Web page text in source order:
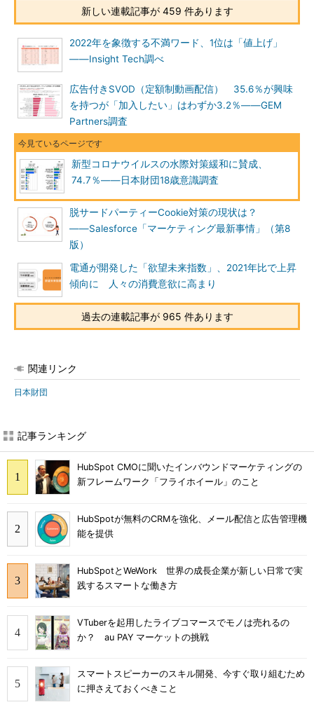
新しい連載記事が 459 件あります
2022年を象徴する不満ワード、1位は「値上げ」
――Insight Tech調べ
広告付きSVOD（定額制動画配信） 35.6％が興味
を持つが「加入したい」はわずか3.2％――GEM
Partners調査
新型コロナウイルスの水際対策緩和に賛成、
74.7％――日本財団18歳意識調査
脱サードパーティーCookie対策の現状は？
――Salesforce「マーケティング最新事情」（第8
版）
電通が開発した「欲望未来指数」、2021年比で上昇
傾向に 人々の消費意欲に高まり
過去の連載記事が 965 件あります
関連リンク
日本財団
記事ランキング
HubSpot CMOに聞いたインバウンドマーケティングの
新フレームワーク「フライホイール」のこと
HubSpotが無料のCRMを強化、メール配信と広告管理機
能を提供
HubSpotとWeWork 世界の成長企業が新しい日常で実
践するスマートな働き方
VTuberを起用したライブコマースでモノは売れるの
か？ au PAY マーケットの挑戦
スマートスピーカーのスキル開発、今すぐ取り組むため
に押さえておくべきこと